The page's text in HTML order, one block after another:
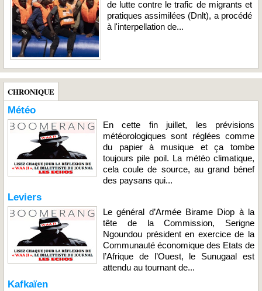
de lutte contre le trafic de migrants et
pratiques assimilées (Dnlt), a procédé
à l'interpellation de...
CHRONIQUE
Météo
En cette fin juillet, les prévisions
météorologiques sont réglées comme
du papier à musique et ça tombe
toujours pile poil. La météo climatique,
cela coule de source, au grand bénef
des paysans qui...
Leviers
Le général d’Armée Birame Diop à la
tête de la Commission, Serigne
Ngoundou président en exercice de la
Communauté économique des Etats de
l’Afrique de l’Ouest, le Sunugaal est
attendu au tournant de...
Kafkaïen